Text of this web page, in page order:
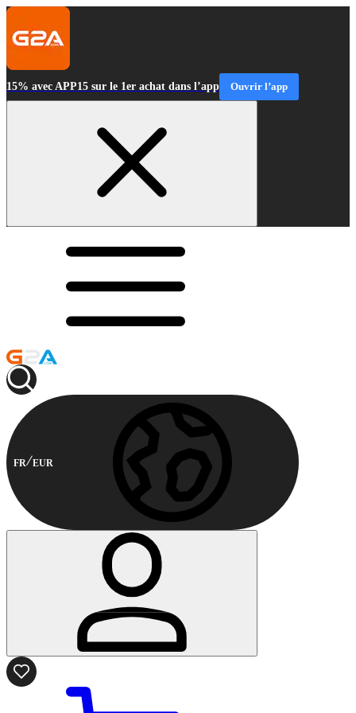
15% avec APP15 sur le 1er achat dans l’app Ouvrir l’app
FR EUR